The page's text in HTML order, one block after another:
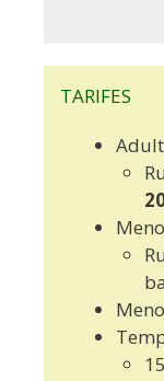
TARIFES